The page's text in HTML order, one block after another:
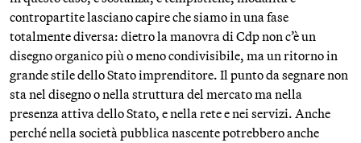
contropartite lasciano capire che siamo in una fase
totalmente diversa: dietro la manovra di Cdp non c’è un
disegno organico più o meno condivisibile, ma un ritorno in
grande stile dello Stato imprenditore. Il punto da segnare non
sta nel disegno o nella struttura del mercato ma nella
presenza attiva dello Stato, e nella rete e nei servizi. Anche
perché nella società pubblica nascente potrebbero anche